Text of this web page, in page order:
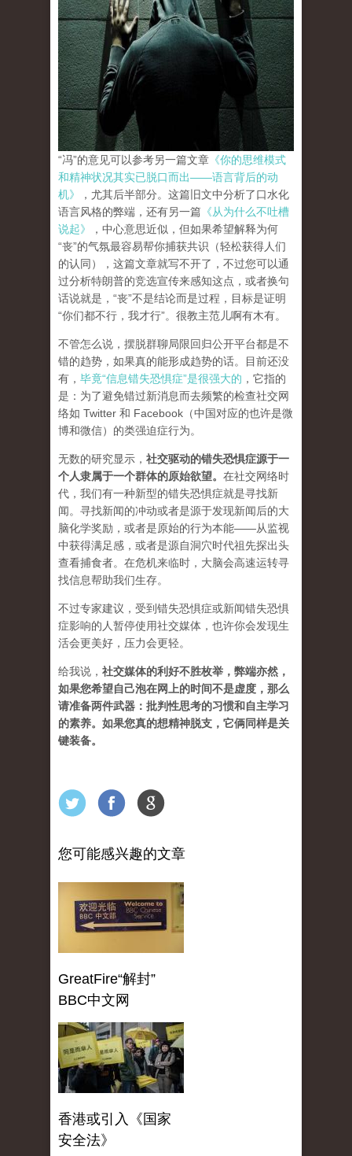
“冯”的意见可以参考另一篇文章 《你的思维模式
和精神状况其实已脱口而出——语言背后的动
机》
，尤其后半部分。这篇旧文中分析了口水化
语言风格的弊端，还有另一篇 《从为什么不吐槽
说起》
，中心意思近似，但如果希望解释为何
“丧”的气氛最容易帮你捕获共识（轻松获得人们
的认同），这篇文章就写不开了，不过您可以通
过分析特朗普的竞选宣传来感知这点，或者换句
话说就是，“丧”不是结论而是过程，目标是证明
“你们都不行，我才行”。很教主范儿啊有木有。
不管怎么说，摆脱群聊局限回归公开平台都是不
错的趋势，如果真的能形成趋势的话。目前还没
有， 毕竟“信息错失恐惧症”是很强大的 ，它指的
是：为了避免错过新消息而去频繁的检查社交网
络如 Twitter 和 Facebook（中国对应的也许是微
博和微信）的类强迫症行为。
无数的研究显示， 社交驱动的错失恐惧症源于一
个人隶属于一个群体的原始欲望。 在社交网络时
代，我们有一种新型的错失恐惧症就是寻找新
闻。寻找新闻的冲动或者是源于发现新闻后的大
脑化学奖励，或者是原始的行为本能——从监视
中获得满足感，或者是源自洞穴时代祖先探出头
查看捕食者。在危机来临时，大脑会高速运转寻
找信息帮助我们生存。
不过专家建议，受到错失恐惧症或新闻错失恐惧
症影响的人暂停使用社交媒体，也许你会发现生
活会更美好，压力会更轻。
给我说， 社交媒体的利好不胜枚举，弊端亦然，
如果您希望自己泡在网上的时间不是虚度，那么
请准备两件武器：批判性思考的习惯和自主学习
的素养。如果您真的想精神脱支，它俩同样是关
键装备。
您可能感兴趣的文章
GreatFire“解封”
BBC中文网
香港或引入《国家
安全法》